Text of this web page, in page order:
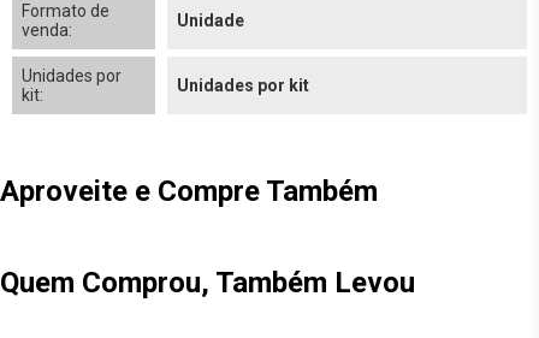
Formato de
venda:
Unidade
Unidades por
kit:
Unidades por kit
Aproveite e Compre Também
Quem Comprou, Também Levou